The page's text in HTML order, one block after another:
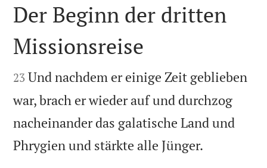

Der Beginn der dritten
Missionsreise

23 Und nachdem er einige Zeit geblieben
war, brach er wieder auf und durchzog
nacheinander das galatische Land und
Phrygien und stärkte alle Jünger.